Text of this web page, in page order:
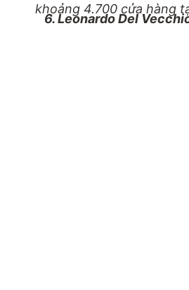
khoảng 4.700 cửa hàng
6. Leonardo Del